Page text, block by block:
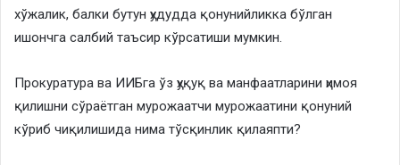
хўжалик, балки бутун ҳудудда қонунийликка бўлган
ишончга салбий таъсир кўрсатиши мумкин.
Прокуратура ва ИИБга ўз ҳуқуқ ва манфаатларини ҳимоя
қилишни сўраётган мурожаатчи мурожаатини қонуний
кўриб чиқилишида нима тўсқинлик қилаяпти?